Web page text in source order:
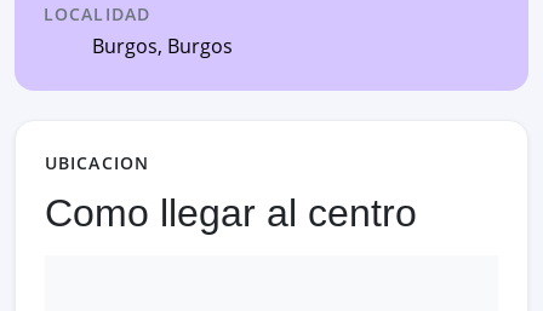
LOCALIDAD
Burgos, Burgos
UBICACION
Como llegar al centro